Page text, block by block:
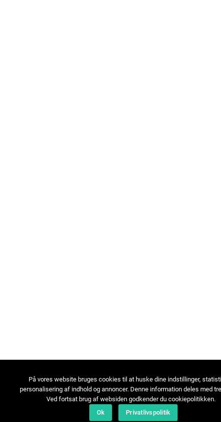
På vores website bruges cookies til at huske dine indstillinger,
personalisering af indhold og annoncer. Denne information deles med
Ved fortsat brug af websiden godkender du cookiepolitikken.
Ok
Privatlivspolitik